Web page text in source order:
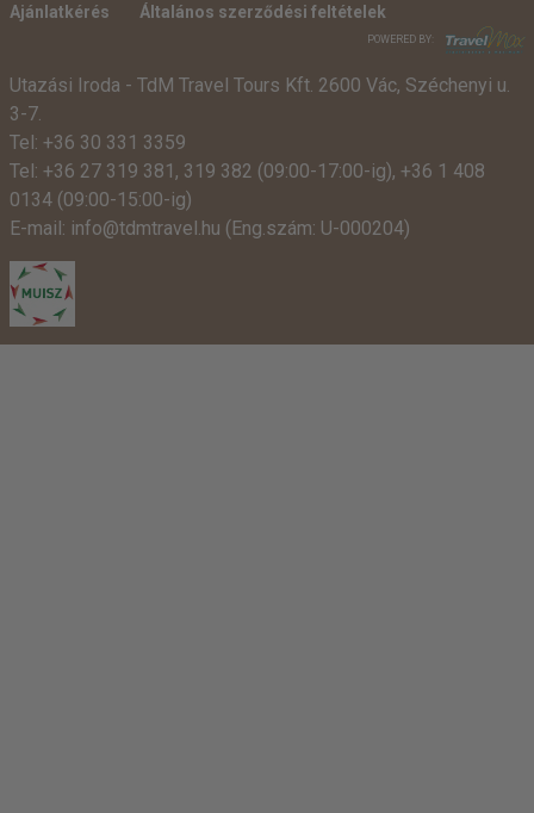
Ajánlatkérés
Általános szerződési feltételek
POWERED BY:
Utazási Iroda - TdM Travel Tours Kft. 2600 Vác, Széchenyi u.
3-7.
Tel: +36 30 331 3359
Tel: +36 27 319 381 , 319 382 (09:00-17:00-ig), +36 1 408
0134 (09:00-15:00-ig)
E-mail: info@tdmtravel.hu (Eng.szám: U-000204)